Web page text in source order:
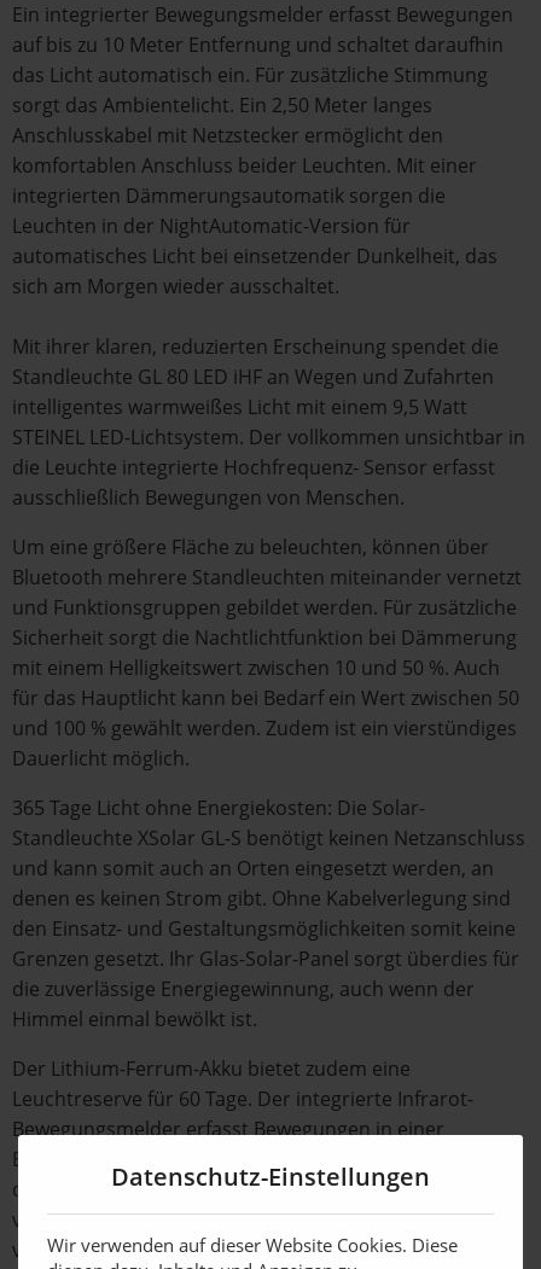
Ein integrierter Bewegungsmelder erfasst Bewegungen
auf bis zu 10 Meter Entfernung und schaltet daraufhin
das Licht automatisch ein. Für zusätzliche Stimmung
sorgt das Ambientelicht. Ein 2,50 Meter langes
Anschlusskabel mit Netzstecker ermöglicht den
komfortablen Anschluss beider Leuchten. Mit einer
integrierten Dämmerungsautomatik sorgen die
Leuchten in der NightAutomatic-Version für
automatisches Licht bei einsetzender Dunkelheit, das
sich am Morgen wieder ausschaltet.
Mit ihrer klaren, reduzierten Erscheinung spendet die
Standleuchte GL 80 LED iHF an Wegen und Zufahrten
intelligentes warmweißes Licht mit einem 9,5 Watt
STEINEL LED-Lichtsystem. Der vollkommen unsichtbar in
die Leuchte integrierte Hochfrequenz- Sensor erfasst
ausschließlich Bewegungen von Menschen.
Um eine größere Fläche zu beleuchten, können über
Bluetooth mehrere Standleuchten miteinander vernetzt
und Funktionsgruppen gebildet werden. Für zusätzliche
Sicherheit sorgt die Nachtlichtfunktion bei Dämmerung
mit einem Helligkeitswert zwischen 10 und 50 %. Auch
für das Hauptlicht kann bei Bedarf ein Wert zwischen 50
und 100 % gewählt werden. Zudem ist ein vierstündiges
Dauerlicht möglich.
365 Tage Licht ohne Energiekosten: Die Solar-
Standleuchte XSolar GL-S benötigt keinen Netzanschluss
und kann somit auch an Orten eingesetzt werden, an
denen es keinen Strom gibt. Ohne Kabelverlegung sind
den Einsatz- und Gestaltungsmöglichkeiten somit keine
Grenzen gesetzt. Ihr Glas-Solar-Panel sorgt überdies für
die zuverlässige Energiegewinnung, auch wenn der
Himmel einmal bewölkt ist.
Der Lithium-Ferrum-Akku bietet zudem eine
Leuchtreserve für 60 Tage. Der integrierte Infrarot-
Bewegungsmelder erfasst Bewegungen in einer
Entfernung von bis zu 8 Metern und schaltet das Licht
daraufhin automatisch ein. Mit einem LED-Lichtsystem
von 150 Lumen mit 124 Lumen/Watt wird eine Fläche
von bis zu 20 qm beleuchtet.
Datenschutz-Einstellungen
Wir verwenden auf dieser Website Cookies. Diese